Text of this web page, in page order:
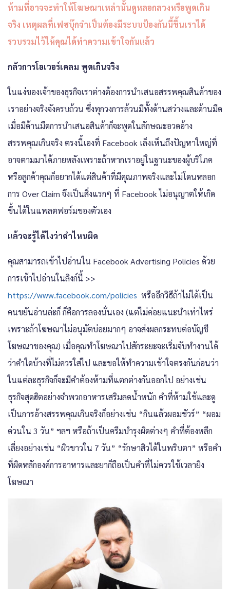
ห้ามที่อาจจะทำให้โฆษณาเหล่านั้นดูหลอกลวงหรือพูดเกิน
จริง เหตุผลที่เฟซบุ๊กจำเป็นต้องมีระบบป้องกันนี้ขึ้นเราได้
รวบรวมไว้ให้คุณได้ทำความเข้าใจกันแล้ว
กลัวการโอเวอร์เคลม พูดเกินจริง
ในแง่ของเจ้าของธุรกิจเราต่างต้องการนำเสนอสรรพคุณสินค้าของ
เราอย่างจริงจังครบถ้วน ซึ่งทุกวงการล้วนมีทั้งด้านสว่างและด้านมืด
เมื่อมีด้านมืดการนำเสนอสินค้าก็จะพูดในลักษณะอวดอ้าง
สรรพคุณเกินจริง ตรงนี้เองที่ Facebook เล็งเห็นถึงปัญหาใหญ่ที่
อาจตามมาได้ภายหลังเพราะถ้าหากเราอยู่ในฐานะของผู้บริโภค
หรือลูกค้าคุณก็อยากได้แต่สินค้าที่มีคุณภาพจริงและไม่โดนหลอก
การ Over Claim จึงเป็นสิ่งแรกๆ ที่ Facebook ไม่อนุญาตให้เกิด
ขึ้นได้ในแพลตฟอร์มของตัวเอง
แล้วจะรู้ได้ไงว่าคำไหนผิด
คุณสามารถเข้าไปอ่านใน Facebook Advertising Policies ด้วย
การเข้าไปอ่านในลิงก์นี้ >>
https://www.facebook.com/policies หรืออีกวิธีถ้าไม่ได้เป็น
คนขยันอ่านล่ะก็ ก็คือการลองนั่นเอง (แต่ไม่ค่อยแนะนำเท่าไหร่
เพราะถ้าโฆษณาไม่อนุมัตบ่อยมากๆ อาจส่งผลกระทบต่อบัญชี
โฆษณาของคุณ) เมื่อคุณทำโฆษณาไปสักระยะจะเริ่มจับทำงานได้
ว่าคำใดบ้างที่ไม่ควรใส่ไป และขอให้ทำความเข้าใจตรงกันก่อนว่า
ในแต่ละธุรกิจก็จะมีคำต้องห้ามที่แตกต่างกันออกไป อย่างเช่น
ธุรกิจสุดฮิตอย่างจำพวกอาหารเสริมลดน้ำหนัก คำที่ห้ามใช้และดู
เป็นการอ้างสรรพคุณเกินจริงก็อย่างเช่น “กินแล้วผอมชัวร์” “ผอม
ด่วนใน 3 วัน” ฯลฯ หรือถ้าเป็นครีมบำรุงผิดต่างๆ คำที่ต้องหลีก
เลี่ยงอย่างเช่น “ผิวขาวใน 7 วัน” “รักษาสิวได้ในพริบตา” หรือคำ
ที่ผิดหลักองค์การอาหารและยาก็ถือเป็นคำที่ไม่ควรใช้เวลายิง
โฆษณา